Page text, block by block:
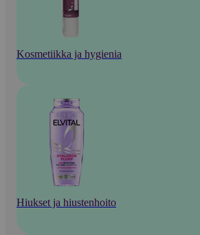
Kosmetiikka ja hygienia
Hiukset ja hiustenhoito